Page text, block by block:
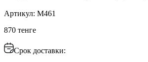
Артикул: М461
870 тенге
Срок доставки: